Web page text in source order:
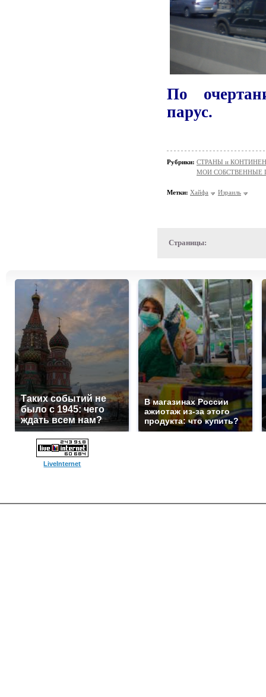
По
парус.
Рубрики: СТРАНЫ и
МОИ СОБСТВЕННЫЕ
Метки: Хайфа Израиль
Страницы:
Таких событий не
было с 1945: чего
ждать всем нам?
В магазинах России
ажиотаж из-за этого
продукта: что купить?
LiveInternet